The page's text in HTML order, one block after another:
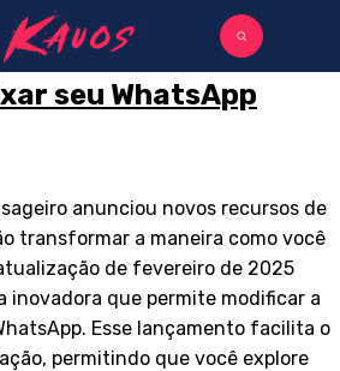
seu WhatsApp
anunciou novos recursos de
transformar a maneira como você
de fevereiro de 2025
inovadora que permite modificar a
Esse lançamento facilita o
permitindo que você explore